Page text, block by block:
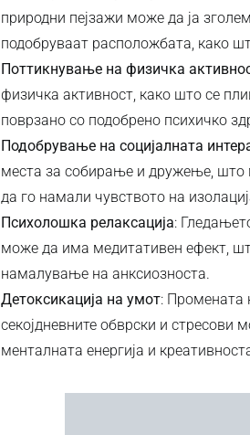
природни пејзажи може да ја
подобруваат расположбата, како
Поттикнување на физичка
физичка активност, како што се
поврзано со подобрено психичко
Подобрување на социјалната
места за собирање и дружење, што
да го намали чувството на
Психолошка релаксација:
може да има медитативен ефект,
намалување на анксиозноста.
Детоксикација на умот: Промената
секојдневните обврски и
менталната енергија и